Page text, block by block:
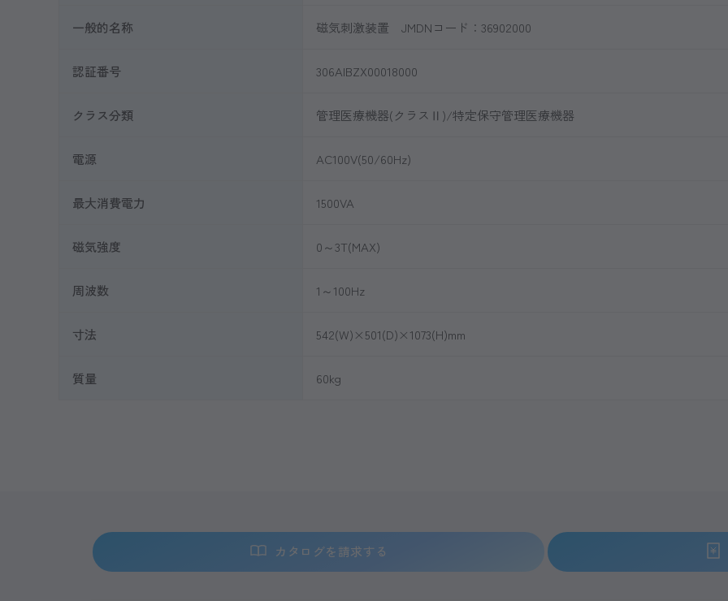
一般的名称 磁気刺激装置 JMDNコード：36902000
認証番号 306AIBZX00018000
クラス分類 管理医療機器(クラスⅡ)/特定保守管理医療機器
電源 AC100V(50/60Hz)
最大消費電力 1500VA
磁気強度 0～3T(MAX)
周波数 1～100Hz
寸法 542(W)×501(D)×1073(H)mm
質量 60kg
カタログを請求する